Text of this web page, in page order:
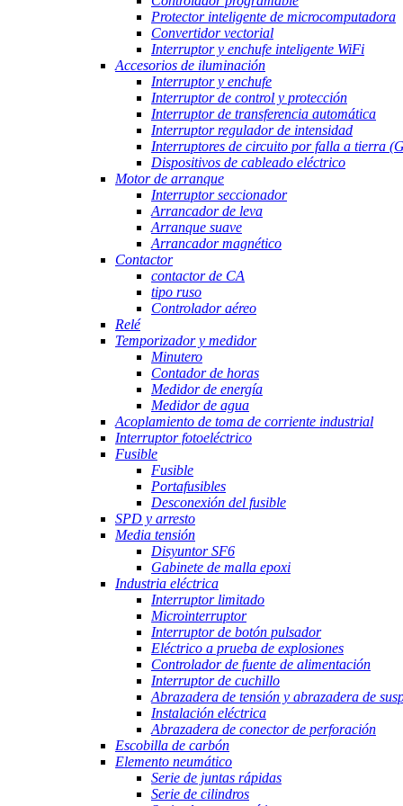
Protector inteligente de microcomputadora
Convertidor vectorial
Interruptor y enchufe inteligente WiFi
Accesorios de iluminación
Interruptor y enchufe
Interruptor de control y protección
Interruptor de transferencia automática
Interruptor regulador de intensidad
Interruptores de circuito por falla a tierra
Dispositivos de cableado eléctrico
Motor de arranque
Interruptor seccionador
Arrancador de leva
Arranque suave
Arrancador magnético
Contactor
contactor de CA
tipo ruso
Controlador aéreo
Relé
Temporizador y medidor
Minutero
Contador de horas
Medidor de energía
Medidor de agua
Acoplamiento de toma de corriente industrial
Interruptor fotoeléctrico
Fusible
Fusible
Portafusibles
Desconexión del fusible
SPD y arresto
Media tensión
Disyuntor SF6
Gabinete de malla epoxi
Industria eléctrica
Interruptor limitado
Microinterruptor
Interruptor de botón pulsador
Eléctrico a prueba de explosiones
Controlador de fuente de alimentación
Interruptor de cuchillo
Abrazadera de tensión y abrazadera de
Instalación eléctrica
Abrazadera de conector de perforación
Escobilla de carbón
Elemento neumático
Serie de juntas rápidas
Serie de cilindros